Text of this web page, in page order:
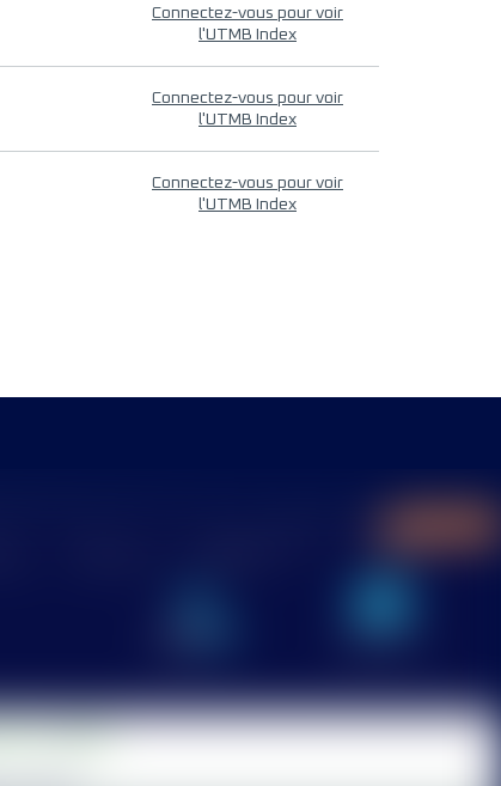
Connectez-vous pour voir
l'UTMB Index
Connectez-vous pour voir
l'UTMB Index
Connectez-vous pour voir
l'UTMB Index